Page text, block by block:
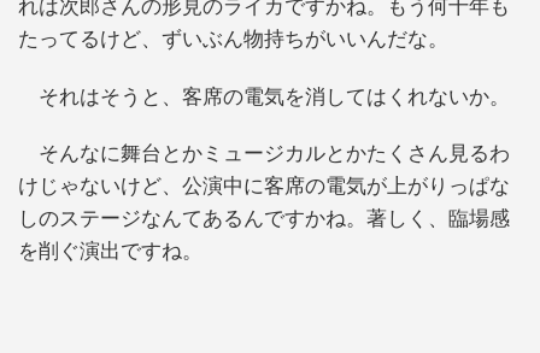
れは次郎さんの形見のライカですかね。もう何十年も
たってるけど、ずいぶん物持ちがいいんだな。
それはそうと、客席の電気を消してはくれないか。
そんなに舞台とかミュージカルとかたくさん見るわ
けじゃないけど、公演中に客席の電気が上がりっぱな
しのステージなんてあるんですかね。著しく、臨場感
を削ぐ演出ですね。